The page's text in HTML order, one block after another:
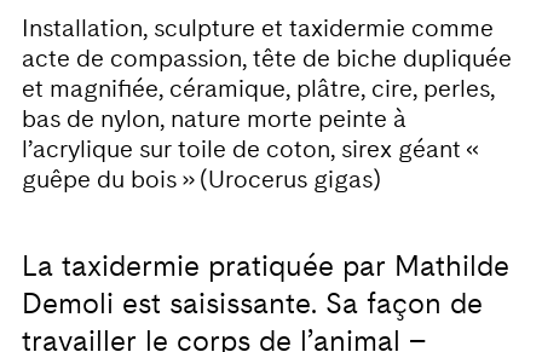
Installation, sculpture et taxidermie comme
acte de compassion, tête de biche dupliquée
et magnifiée, céramique, plâtre, cire, perles,
bas de nylon, nature morte peinte à
l’acrylique sur toile de coton, sirex géant «
guêpe du bois » (Urocerus gigas)
La taxidermie pratiquée par Mathilde
Demoli est saisissante. Sa façon de
travailler le corps de l’animal –